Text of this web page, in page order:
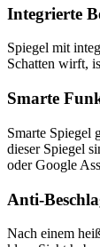
Integrierte
Spiegel mit
Schatten wirft,
Smarte
Smarte Spiegel
dieser Spiegel
oder Google
Anti-
Nach einem